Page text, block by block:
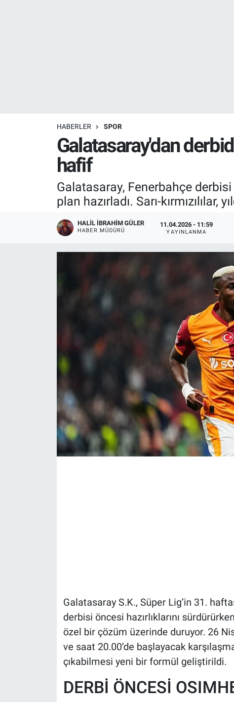
HABERLER SPOR
Galatasaray'dan
hafif
Galatasaray, Fenerbahçe
plan hazırladı. Sarı-
HALIL İBRAHIM GÜLER
HABER MÜDÜRÜ
11.04.2026 - 11:59
YAYINLANMA
Galatasaray S.K., Süper Lig’in 31.
derbisi öncesi hazırlıklarını
özel bir çözüm üzerinde duruyor. 26
ve saat 20.00’de başlayacak
çıkabilmesi yeni bir formül geliştirildi.
DERBİ ÖNCESİ